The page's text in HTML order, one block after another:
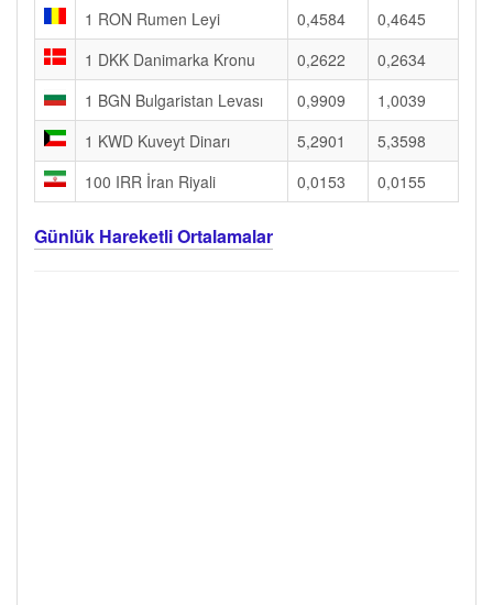
1 RON Rumen Leyi 0,4584
0,4645
1 DKK Danimarka Kronu
0,2622
0,2634
1 BGN Bulgaristan Levası
0,9909
1,0039
1 KWD Kuveyt Dinarı
5,2901
5,3598
100 IRR İran Riyali
0,0153 0,0155
Günlük Hareketli Ortalamalar